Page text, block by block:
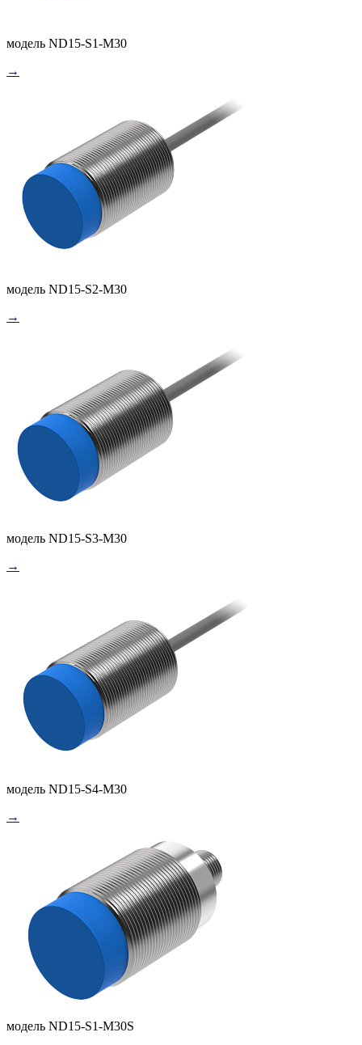
модель ND15-S1-M30
→
модель ND15-S2-M30
→
модель ND15-S3-M30
→
модель ND15-S4-M30
→
модель ND15-S1-M30S